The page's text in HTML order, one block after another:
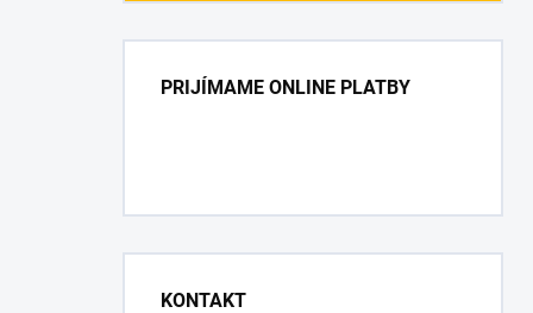
PRIJÍMAME ONLINE PLATBY
KONTAKT